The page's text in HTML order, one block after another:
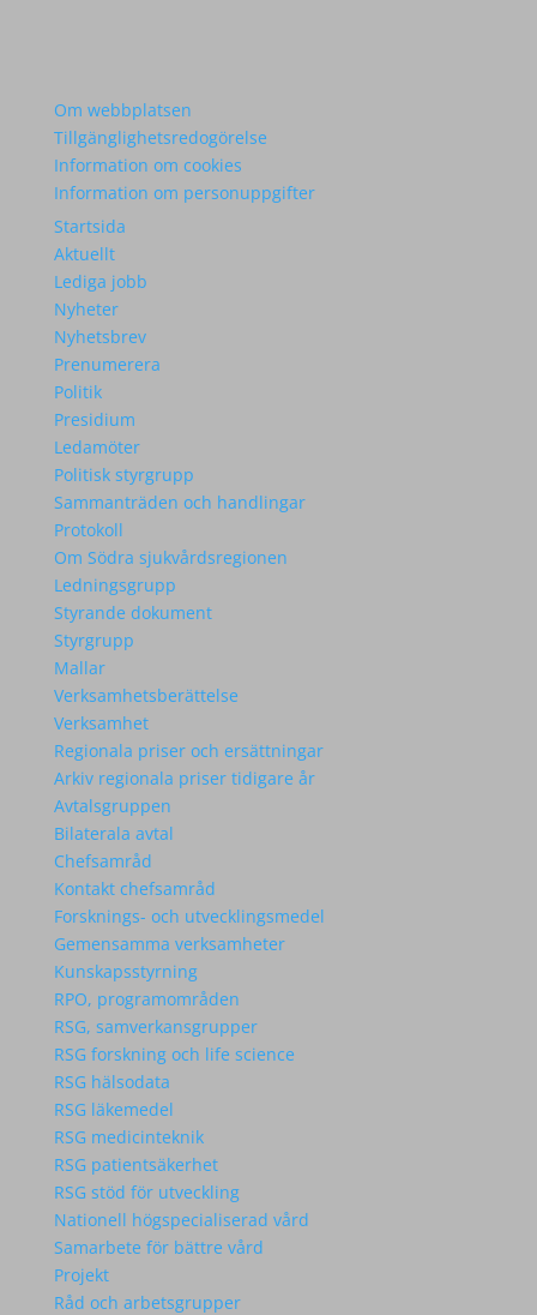
Om webbplatsen
Tillgänglighetsredogörelse
Information om cookies
Information om personuppgifter
Startsida
Aktuellt
Lediga jobb
Nyheter
Nyhetsbrev
Prenumerera
Politik
Presidium
Ledamöter
Politisk styrgrupp
Sammanträden och handlingar
Protokoll
Om Södra sjukvårdsregionen
Ledningsgrupp
Styrande dokument
Styrgrupp
Mallar
Verksamhetsberättelse
Verksamhet
Regionala priser och ersättningar
Arkiv regionala priser tidigare år
Avtalsgruppen
Bilaterala avtal
Chefsamråd
Kontakt chefsamråd
Forsknings- och utvecklingsmedel
Gemensamma verksamheter
Kunskapsstyrning
RPO, programområden
RSG, samverkansgrupper
RSG forskning och life science
RSG hälsodata
RSG läkemedel
RSG medicinteknik
RSG patientsäkerhet
RSG stöd för utveckling
Nationell högspecialiserad vård
Samarbete för bättre vård
Projekt
Råd och arbetsgrupper